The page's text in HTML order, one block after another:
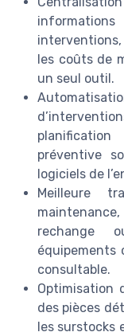
les coûts de
un seul outil.
préventive
logiciels de
Meilleure
rechange
consultable.
Optimisation
des pièces
les surstocks